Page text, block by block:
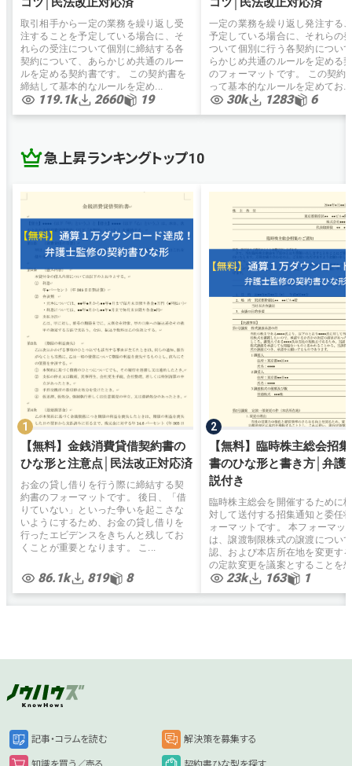
取引相手から一定の業務を繰り返し受
注することを予定している場合に、そ
れらの受注について個別に締結する各
契約について、あらかじめ共通のルー
ルを定める契約書です。 この契約書を
締結して基本的なルールを定め...
119.1k 2660 19
一定の業務を繰り返し発注する
予定している場合に、それらの
ついて個別に行う各契約につい
らかじめ共通のルールを定める
のフォーマットです。 この契約
って基本的なルールを定めてお...
30k 1283 6
急上昇ランキングトップ10
【無料】金銭消費貸借契約書の
ひな形と注意点│民法改正対応済
お金の貸し借りを行う際に締結する契
約書のフォーマットです。 後日、「借
りていない」といった争いを起こさな
いようにするため、お金の貸し借りを
行ったエビデンスをきちんと残してお
くことが重要となります。 こ...
86.1k 819 8
【無料】臨時株主総会招
書のひな形と書き方│弁護
説付き
臨時株主総会を開催するために
対して送付する招集通知と委任
ォーマットです。 本フォーマッ
は、譲渡制限株式の譲渡につい
認、および本店所在地を変更す
の定款変更を議案とすることを
23k 163 1
記事・コラムを読む 解決策を募集する